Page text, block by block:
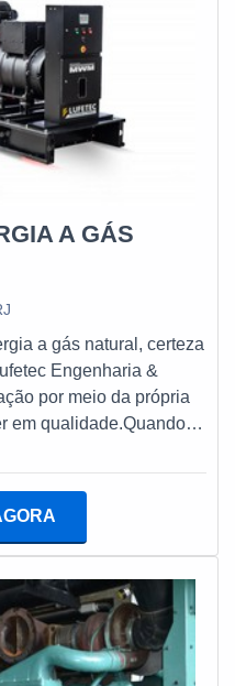
que entendem a
foram investidos
de qualidade,
A Infra Tech Energia é
no mercado pela
uma entrega de
a visita para acessar
A GÁS
a gás natural, certeza
Engenharia &
por meio da própria
em qualidade.Quando a
Lufetec Engenharia &
SOBRE GERADOR DE
Lufetec Engenharia &
oferecer aos parceiros
alta qualidade onde
equipamentos de última